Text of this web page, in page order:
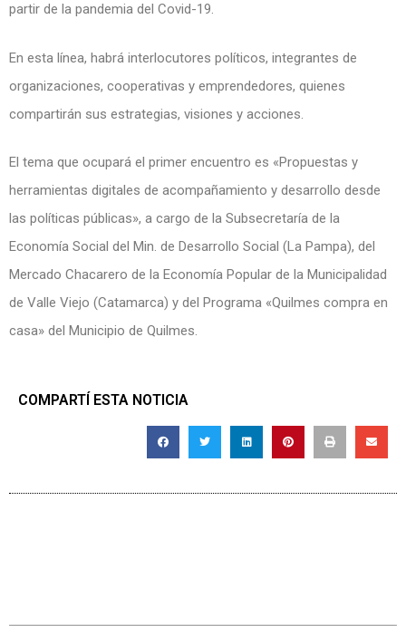
partir de la pandemia del Covid-19.
En esta línea, habrá interlocutores políticos, integrantes de
organizaciones, cooperativas y emprendedores, quienes
compartirán sus estrategias, visiones y acciones.
El tema que ocupará el primer encuentro es «Propuestas y
herramientas digitales de acompañamiento y desarrollo desde
las políticas públicas», a cargo de la Subsecretaría de la
Economía Social del Min. de Desarrollo Social (La Pampa), del
Mercado Chacarero de la Economía Popular de la Municipalidad
de Valle Viejo (Catamarca) y del Programa «Quilmes compra en
casa» del Municipio de Quilmes.
COMPARTÍ ESTA NOTICIA